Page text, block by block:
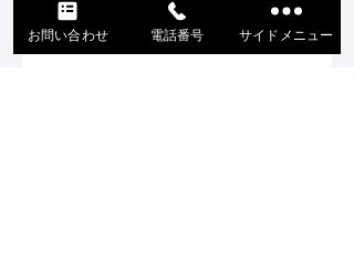
ない」
「安心の制作会社を紹介してほしい」
お問い合わせ 電話番号 サイドメニュー